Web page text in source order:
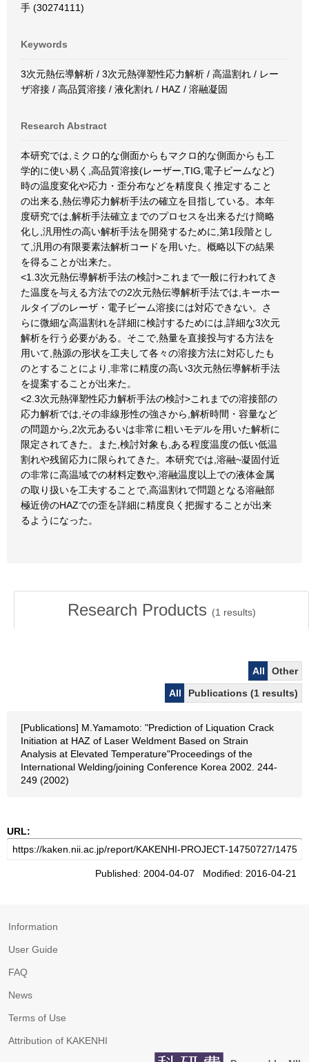
手 (30274111)
Keywords
3次元熱伝導解析 / 3次元熱弾塑性応力解析 / 高温割れ / レー
ザ溶接 / 高品質溶接 / 液化割れ / HAZ / 溶融凝固
Research Abstract
本研究では,ミクロ的な側面からもマクロ的な側面からも工
学的に使い易く,高品質溶接(レーザー,TIG,電子ビームなど)
時の温度変化や応力・歪分布などを精度良く推定すること
の出来る,熱伝導応力解析手法の確立を目指している。本年
度研究では,解析手法確立までのプロセスを出来るだけ簡略
化し,汎用性の高い解析手法を開発するために,第1段階とし
て,汎用の有限要素法解析コードを用いた。概略以下の結果
を得ることが出来た。
<1.3次元熱伝導解析手法の検討>これまで一般に行われてき
た温度を与える方法での2次元熱伝導解析手法では,キーホー
ルタイプのレーザ・電子ビーム溶接には対応できない。さ
らに微細な高温割れを詳細に検討するためには,詳細な3次元
解析を行う必要がある。そこで,熱量を直接投与する方法を
用いて,熱源の形状を工夫して各々の溶接方法に対応したも
のとすることにより,非常に精度の高い3次元熱伝導解析手法
を提案することが出来た。
<2.3次元熱弾塑性応力解析手法の検討>これまでの溶接部の
応力解析では,その非線形性の強さから,解析時間・容量など
の問題から,2次元あるいは非常に粗いモデルを用いた解析に
限定されてきた。また,検討対象も,ある程度温度の低い低温
割れや残留応力に限られてきた。本研究では,溶融~凝固付近
の非常に高温域での材料定数や,溶融温度以上での液体金属
の取り扱いを工夫することで,高温割れで問題となる溶融部
極近傍のHAZでの歪を詳細に精度良く把握することが出来
るようになった。
Research Products (1 results)
All
Other
All
Publications (1 results)
[Publications] M.Yamamoto: "Prediction of Liquation Crack
Initiation at HAZ of Laser Weldment Based on Strain
Analysis at Elevated Temperature"Proceedings of the
International Welding/joining Conference Korea 2002. 244-
249 (2002)
URL:
Published: 2004-04-07 Modified: 2016-04-21
Information
User Guide
FAQ
News
Terms of Use
Attribution of KAKENHI